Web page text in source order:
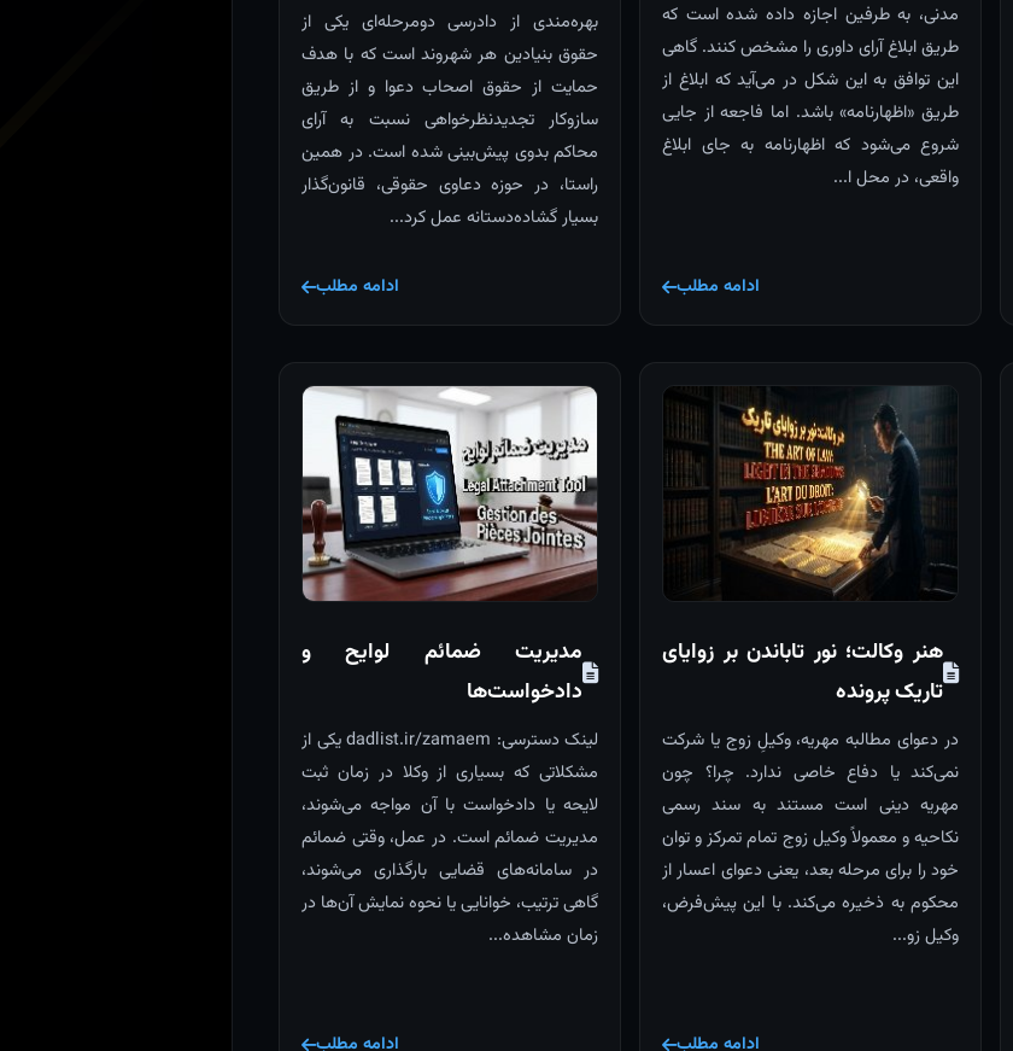
مدنی، به طرفین اجازه داده شده است که
طریق ابلاغ آرای داوری را مشخص کنند. گاهی
این توافق به این شکل در می‌آید که ابلاغ از
طریق «اظهارنامه» باشد. اما فاجعه از جایی
شروع می‌شود که اظهارنامه به جای ابلاغ
واقعی، در محل ا...
ادامه مطلب
بهره‌مندی از دادرسی دومرحله‌ای یکی از
حقوق بنیادین هر شهروند است که با هدف
حمایت از حقوق اصحاب دعوا و از طریق
سازوکار تجدیدنظرخواهی نسبت به آرای
محاکم بدوی پیش‌بینی شده است. در همین
راستا، در حوزه دعاوی حقوقی، قانون‌گذار
بسیار گشاده‌دستانه عمل کرد...
ادامه مطلب
هنر وکالت؛ نور تاباندن بر زوایای
تاریک پرونده
در دعوای مطالبه مهریه، وکیلِ زوج یا شرکت
نمی‌کند یا دفاع خاصی ندارد. چرا؟ چون
مهریه دینی است مستند به سند رسمی
نکاحیه و معمولاً وکیل زوج تمام تمرکز و توان
خود را برای مرحله بعد، یعنی دعوای اعسار از
محکوم به ذخیره می‌کند. با این پیش‌فرض،
وکیل زو...
ادامه مطلب
مدیریت ضمائم لوایح و
دادخواست‌ها
لینک دسترسی: dadlist.ir/zamaem یکی از
مشکلاتی که بسیاری از وکلا در زمان ثبت
لایحه یا دادخواست با آن مواجه می‌شوند،
مدیریت ضمائم است. در عمل، وقتی ضمائم
در سامانه‌های قضایی بارگذاری می‌شوند،
گاهی ترتیب، خوانایی یا نحوه نمایش آن‌ها در
زمان مشاهده...
ادامه مطلب